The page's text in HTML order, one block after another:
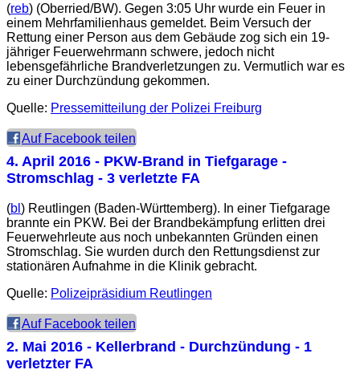
(reb) (Oberried/BW). Gegen 3:05 Uhr wurde ein Feuer in
einem Mehrfamilienhaus gemeldet. Beim Versuch der
Rettung einer Person aus dem Gebäude zog sich ein 19-
jähriger Feuerwehrmann schwere, jedoch nicht
lebensgefährliche Brandverletzungen zu. Vermutlich war es
zu einer Durchzündung gekommen.
Quelle: Pressemitteilung der Polizei Freiburg
Auf Facebook teilen
4. April 2016 - PKW-Brand in Tiefgarage -
Stromschlag - 3 verletzte FA
(bl ) Reutlingen (Baden-Württemberg). In einer Tiefgarage
brannte ein PKW. Bei der Brandbekämpfung erlitten drei
Feuerwehrleute aus noch unbekannten Gründen einen
Stromschlag. Sie wurden durch den Rettungsdienst zur
stationären Aufnahme in die Klinik gebracht.
Quelle: Polizeipräsidium Reutlingen
Auf Facebook teilen
2. Mai 2016 - Kellerbrand - Durchzündung - 1
verletzter FA